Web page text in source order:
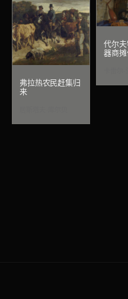
弗拉热农民赶集归
来
代尔
器商摊